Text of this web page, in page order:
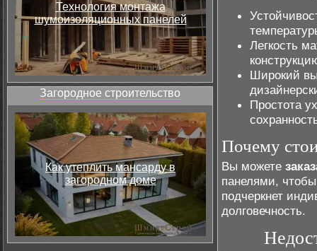
Технология монтажа
шумоизоляционных панелей
Загородное строительство
Как утеплить мансарду в
загородном доме
Легкость
Широкий
Простота
Почему
Вы можете
панелями,
подчеркнет
долговечность.